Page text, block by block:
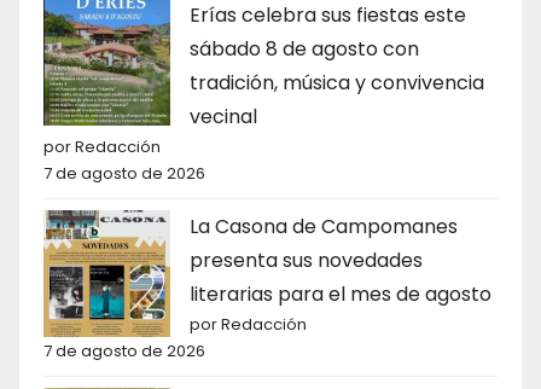
Erías celebra sus fiestas este
sábado 8 de agosto con
tradición, música y convivencia
vecinal
por Redacción
7 de agosto de 2026
La Casona de Campomanes
presenta sus novedades
literarias para el mes de agosto
por Redacción
7 de agosto de 2026